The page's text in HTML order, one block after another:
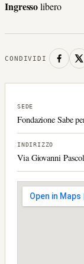
Ingressolibero
CONDIVIDI
SEDE
Fondazione Sabe
INDIRIZZO
Via Giovanni